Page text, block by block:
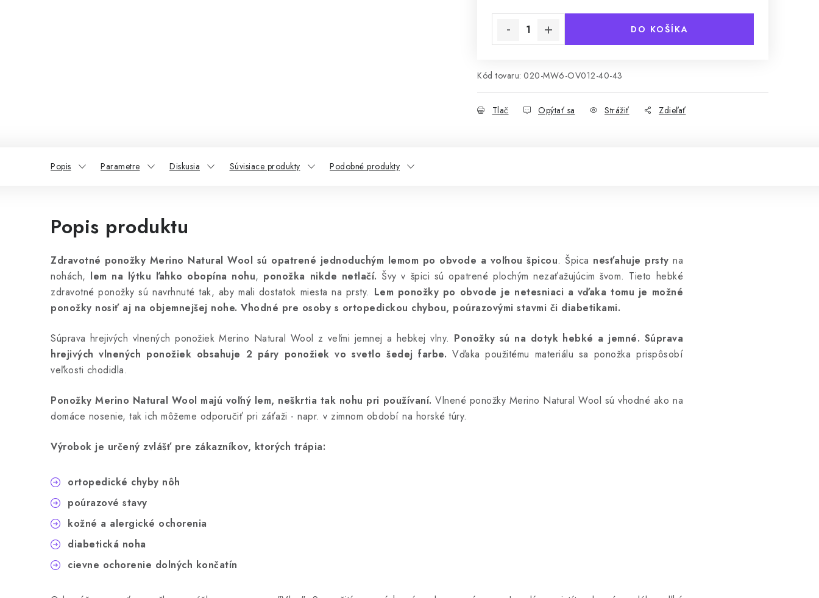
DO KOŠÍKA
Kód tovaru: 020-MW6-OV012-40-43
Tlač Opýtať sa Strážiť Zdieľať
Popis Parametre Diskusia Súvisiace produkty Podobné produkty
Popis produktu
Zdravotné ponožky Merino Natural Wool sú opatrené jednoduchým lemom po obvode a voľnou špicou. Špica nesťahuje prsty na
nohách, lem na lýtku ľahko obopína nohu, ponožka nikde netlačí. Švy v špici sú opatrené plochým nezaťažujúcim švom. Tieto hebké
zdravotné ponožky sú navrhnuté tak, aby mali dostatok miesta na prsty. Lem ponožky po obvode je netesniaci a vďaka tomu je možné
ponožky nosiť aj na objemnejšej nohe. Vhodné pre osoby s ortopedickou chybou, poúrazovými stavmi či diabetikami.
Súprava hrejivých vlnených ponožiek Merino Natural Wool z veľmi jemnej a hebkej vlny. Ponožky sú na dotyk hebké a jemné. Súprava
hrejivých vlnených ponožiek obsahuje 2 páry ponožiek vo svetlo šedej farbe. Vďaka použitému materiálu sa ponožka prispôsobí
veľkosti chodidla.
Ponožky Merino Natural Wool majú voľný lem, neškrtia tak nohu pri používaní. Vlnené ponožky Merino Natural Wool sú vhodné ako na
domáce nosenie, tak ich môžeme odporučiť pri záťaži - napr. v zimnom období na horské túry.
Výrobok je určený zvlášť pre zákazníkov, ktorých trápia:
ortopedické chyby nôh
poúrazové stavy
kožné a alergické ochorenia
diabetická noha
cievne ochorenie dolných končatín